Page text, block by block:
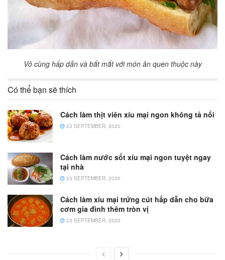
Vô cùng hấp dẫn và bắt mắt với món ăn quen thuộc này
Có thể bạn sẽ thích
Cách làm thịt viên xíu mại ngon không tả nổi
23 SEPTEMBER, 2020
Cách làm nước sốt xíu mại ngon tuyệt ngay
tại nhà
23 SEPTEMBER, 2020
Cách làm xíu mại trứng cút hấp dẫn cho bữa
cơm gia đình thêm tròn vị
23 SEPTEMBER, 2020